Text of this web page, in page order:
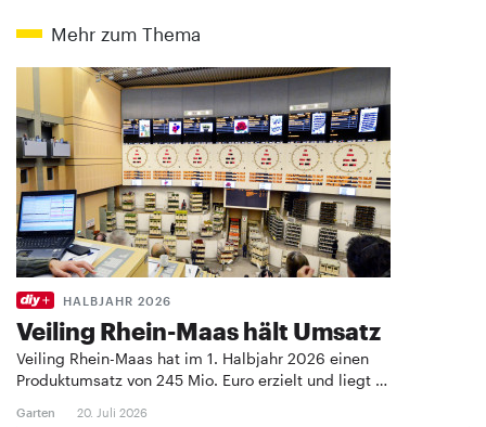
Mehr zum Thema
HALBJAHR 2026
Veiling Rhein-Maas hält Umsatz
Veiling Rhein-Maas hat im 1. Halbjahr 2026 einen
Produktumsatz von 245 Mio. Euro erzielt und liegt …
Garten 20. Juli 2026